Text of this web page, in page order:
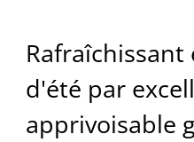
d'été par
apprivoisable